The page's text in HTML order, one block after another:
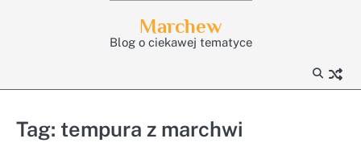
Marchew
Blog o ciekawej tematyce
Tag: tempura z marchwi